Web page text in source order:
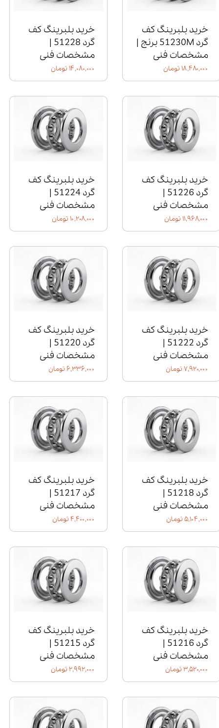
خرید بلبرینگ کف
گرد 51230M برنج |
مشخصات فنی
۱۸,۴۸۰,۰۰۰ تومان
خرید بلبرینگ کف
گرد 51228 |
مشخصات فنی
۱۴,۰۸۰,۰۰۰ تومان
خرید بلبرینگ کف
گرد 51226 |
مشخصات فنی
۱۱,۹۶۸,۰۰۰ تومان
خرید بلبرینگ کف
گرد 51224 |
مشخصات فنی
۱۰,۲۰۸,۰۰۰ تومان
خرید بلبرینگ کف
گرد 51222 |
مشخصات فنی
۷,۹۲۰,۰۰۰ تومان
خرید بلبرینگ کف
گرد 51220 |
مشخصات فنی
۶,۳۳۶,۰۰۰ تومان
خرید بلبرینگ کف
گرد 51218 |
مشخصات فنی
۵,۱۰۴,۰۰۰ تومان
خرید بلبرینگ کف
گرد 51217 |
مشخصات فنی
۴,۴۰۰,۰۰۰ تومان
خرید بلبرینگ کف
گرد 51216 |
مشخصات فنی
۳,۵۲۰,۰۰۰ تومان
خرید بلبرینگ کف
گرد 51215 |
مشخصات فنی
۲,۹۹۲,۰۰۰ تومان